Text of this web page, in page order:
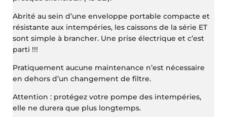
Abrité au sein d’une enveloppe portable compacte et
résistante aux intempéries, les caissons de la série ET
sont simple à brancher. Une prise électrique et c’est
parti !!!
Pratiquement aucune maintenance n’est nécessaire
en dehors d’un changement de filtre.
Attention : protégez votre pompe des intempéries,
elle ne durera que plus longtemps.